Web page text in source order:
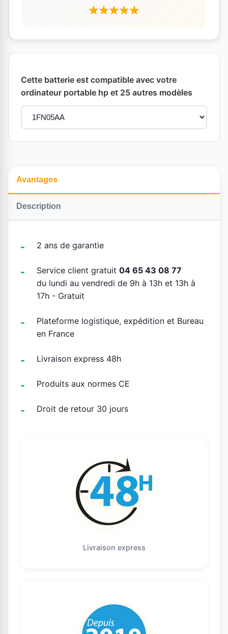
Cette batterie est compatible avec votre
ordinateur portable hp et 25 autres modèles
Avantages
Description
2 ans de garantie
Service client gratuit 04 65 43 08 77
du lundi au vendredi de 9h à 13h et 13h à
17h - Gratuit
Plateforme logistique, expédition et Bureau
en France
Livraison express 48h
Produits aux normes CE
Droit de retour 30 jours
Livraison express